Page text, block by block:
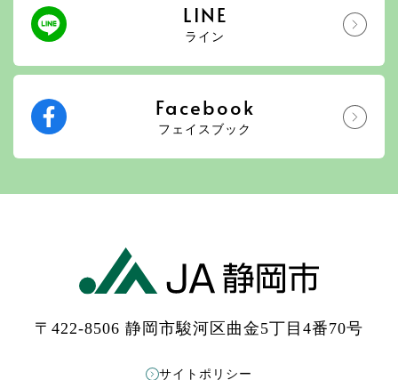
LINE
ライン
Facebook
フェイスブック
〒422-8506 静岡市駿河区曲金5丁目4番70号
サイトポリシー